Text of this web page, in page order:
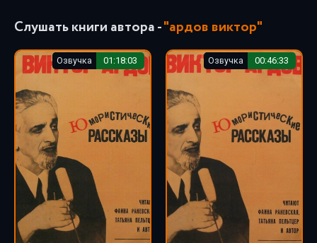
Слушать книги автора -"ардов виктор"
Озвучка 01:18:03 Озвучка 00:46:33